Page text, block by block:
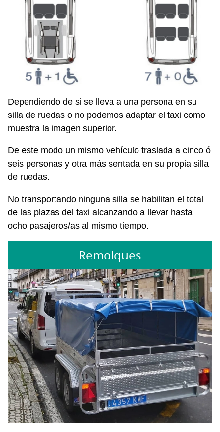
Dependiendo de si se lleva a una persona en su
silla de ruedas o no podemos adaptar el taxi como
muestra la imagen superior.
De este modo un mismo vehículo traslada a cinco ó
seis personas y otra más sentada en su propia silla
de ruedas.
No transportando ninguna silla se habilitan el total
de las plazas del taxi alcanzando a llevar hasta
ocho pasajeros/as al mismo tiempo.
Remolques